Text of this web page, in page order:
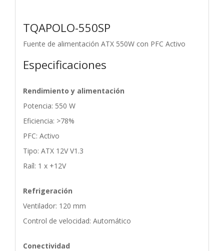
TQAPOLO-550SP
Fuente de alimentación ATX 550W con PFC Activo
Especificaciones
Rendimiento y alimentación
Potencia: 550 W
Eficiencia: >78%
PFC: Activo
Tipo: ATX 12V V1.3
Raíl: 1 x +12V
Refrigeración
Ventilador: 120 mm
Control de velocidad: Automático
Conectividad